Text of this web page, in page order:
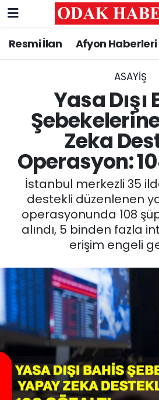
Resmi İlan Afyon Haberleri
ASAYİŞ
Yasa Dışı
Zeka
Operasyon:
İstanbul merkezli 35
destekli düzenlenen
operasyonunda 108
alındı, 5 binden fazla
erişim engeli
AFYONKARAHİSAR
ASAYİŞ
GÜNCEL
SİYASET
EĞİTİM
MAGAZİN
SPOR
11:11 MANŞET
Nöbetçi Eczaneler
Trafik Durumu
Süper Lig Puan Durumu
Tüm Manşetler
Son Dakika Haberleri
Haber Arşivi